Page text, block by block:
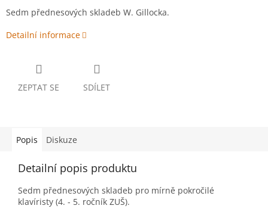
Sedm přednesových skladeb W. Gillocka.
Detailní informace
ZEPTAT SE SDÍLET
Popis Diskuze
Detailní popis produktu
Sedm přednesových skladeb pro mírně pokročilé
klavíristy (4. - 5. ročník ZUŠ).